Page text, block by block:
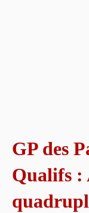
GP des
Qualifs :